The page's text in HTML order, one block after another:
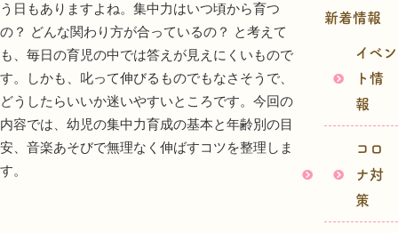
う日もありますよね。集中力はいつ頃から育つ
の？ どんな関わり方が合っているの？ と考えて
も、毎日の育児の中では答えが見えにくいもので
す。しかも、叱って伸びるものでもなさそうで、
どうしたらいいか迷いやすいところです。今回の
内容では、幼児の集中力育成の基本と年齢別の目
安、音楽あそびで無理なく伸ばすコツを整理しま
す。
新着情報
イベン
ト情
報
コロ
ナ対
策